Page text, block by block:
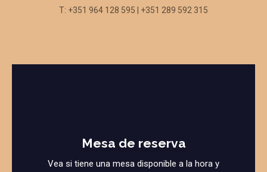
T: +351 964 128 595 | +351 289 592 315
Mesa de reserva
Vea si tiene una mesa disponible a la hora y